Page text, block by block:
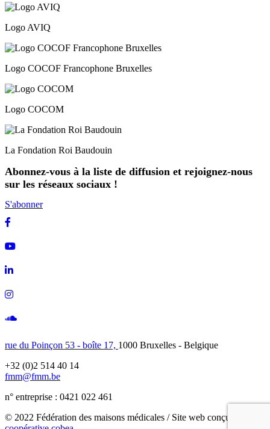
Logo AVIQ
Logo COCOF Francophone Bruxelles
Logo COCOM
La Fondation Roi Baudouin
Abonnez-vous à la liste de diffusion et rejoignez-nous
sur les réseaux sociaux !
S'abonner
rue du Poinçon 53 - boîte 17, 1000 Bruxelles - Belgique
+32 (0)2 514 40 14
fmm@fmm.be
n° entreprise : 0421 022 461
© 2022 Fédération des maisons médicales / Site web conçu avec